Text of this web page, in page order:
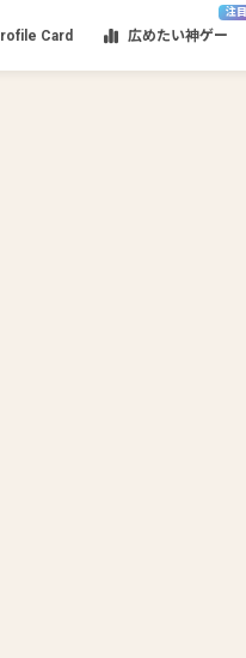
Card
注目
広めたい神ゲー